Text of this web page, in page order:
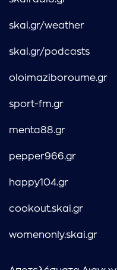
skai.gr/weather
skai.gr/podcasts
oloimaziboroume.gr
sport-fm.gr
menta88.gr
pepper966.gr
happy104.gr
cookout.skai.gr
womenonly.skai.gr